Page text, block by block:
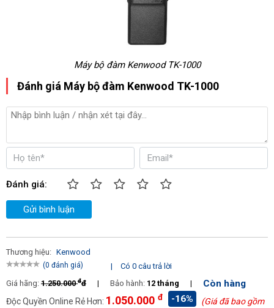
Máy bộ đàm Kenwood TK-1000
Đánh giá Máy bộ đàm Kenwood TK-1000
Đánh giá:
Gửi bình luận
Thương hiệu: Kenwood
(0 đánh giá) |
Có 0 câu trả lời
Giá hãng: 1.250.000đđ | Bảo hành: 12 tháng | Còn hàng
Độc Quyền Online Rẻ Hơn: 1.050.000 đ -16%
(Giá đã bao gồm